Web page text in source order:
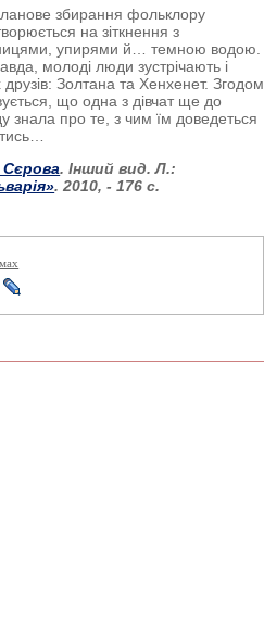
збирання фольклору
на зіткнення з
упирями й… темною водою.
молоді люди зустрічають і
друзів: Золтана та Хенхенет. Згодом
що одна з дівчат ще до
знала про те, з чим їм доведеться
. Інший вид. Л.:
. 2010, - 176 с.